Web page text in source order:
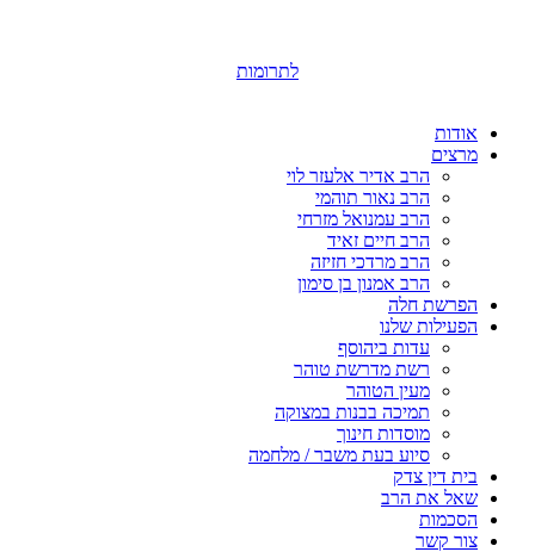
לתרומות
אודות
מרצים
הרב אדיר אלעזר לוי
הרב נאור תוהמי
הרב עמנואל מזרחי
הרב חיים זאיד
הרב מרדכי חזיזה
הרב אמנון בן סימון
הפרשת חלה
הפעילות שלנו
עדות ביהוסף
רשת מדרשת טוהר
מעין הטוהר
תמיכה בבנות במצוקה
מוסדות חינוך
סיוע בעת משבר / מלחמה
בית דין צדק
שאל את הרב
הסכמות
צור קשר